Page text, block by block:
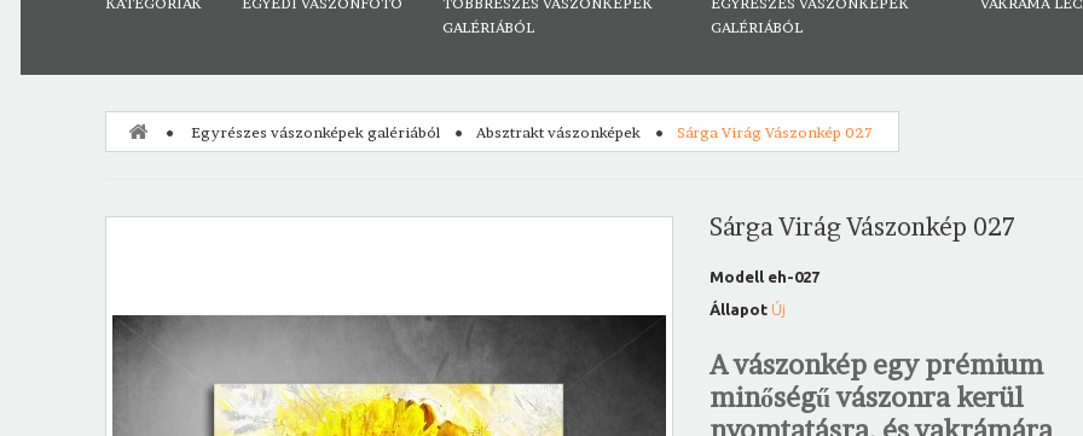
GALÉRIÁBÓL
GALÉRIÁBÓL
Egyrészes vászonképek galériából Absztrakt vászonképek Sárga Virág Vászonkép 027
Sárga Virág Vászonkép 027
Modell eh-027
Állapot Új
A vászonkép egy prémium
minőségű vászonra kerül